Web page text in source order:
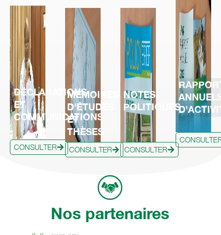
DÉCLARATIONS
ET
COMMUNICATIONS
CONSULTER
MÉMOIRES
D'ÉTUDES
ET
THÈSES
CONSULTER
NOTES
POLITIQUES
CONSULTER
Nos partenaires